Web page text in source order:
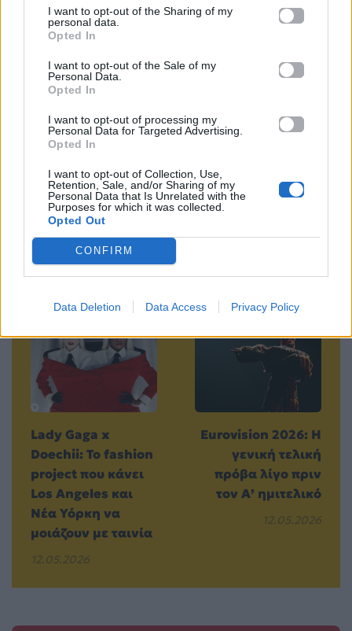
I want to opt-out of the Sharing of my
personal data.
Opted In
I want to opt-out of the Sale of my
Personal Data.
Opted In
I want to opt-out of processing my
Personal Data for Targeted Advertising.
Opted In
I want to opt-out of Collection, Use,
Retention, Sale, and/or Sharing of my
Personal Data that Is Unrelated with the
Purposes for which it was collected.
Opted Out
CONFIRM
Data Deletion Data Access Privacy Policy
Ακολουθήστε το
Μοιράσου αυτό το άρθρο
Lady Gaga x
Doechii: Το fashion
project που κάνει
Los Angeles και
Νέα Υόρκη να
μοιάζουν με ταινία
12.05.2026
Eurovision 2026: Η
γενική τελική
πρόβα λίγο πριν
τον Α’ ημιτελικό
12.05.2026